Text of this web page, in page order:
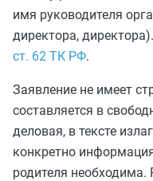
имя руководителя
директора,
ст. 62 ТК РФ.
Заявление не имеет
составляется в
деловая, в тексте
конкретно
родителя